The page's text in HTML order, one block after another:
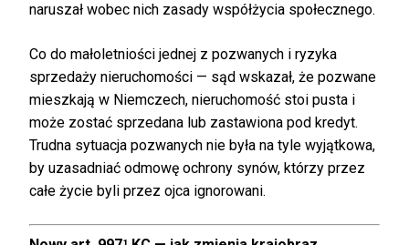
naruszał wobec nich zasady współżycia społecznego.
Co do małoletniości jednej z pozwanych i ryzyka
sprzedaży nieruchomości — sąd wskazał, że pozwane
mieszkają w Niemczech, nieruchomość stoi pusta i
może zostać sprzedana lub zastawiona pod kredyt.
Trudna sytuacja pozwanych nie była na tyle wyjątkowa,
by uzasadniać odmowę ochrony synów, którzy przez
całe życie byli przez ojca ignorowani.